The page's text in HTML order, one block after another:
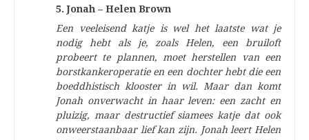
5. Jonah – Helen Brown
Een veeleisend katje is wel het laatste wat je
nodig hebt als je, zoals Helen, een bruiloft
probeert te plannen, moet herstellen van een
borstkankeroperatie en een dochter hebt die een
boeddhistisch klooster in wil. Maar dan komt
Jonah onverwacht in haar leven: een zacht en
pluizig, maar destructief siamees katje dat ook
onweerstaanbaar lief kan zijn. Jonah leert Helen